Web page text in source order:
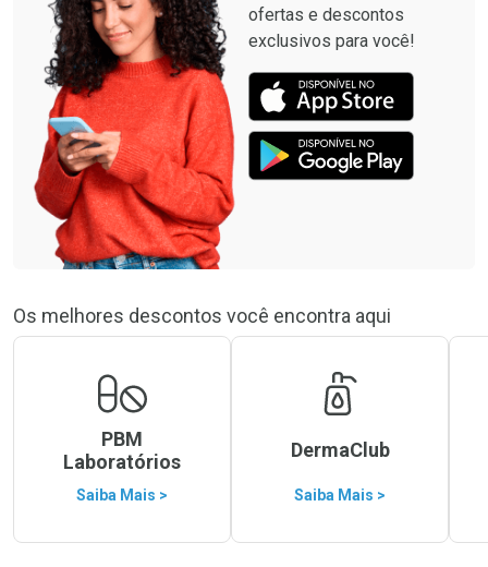
ofertas e descontos
exclusivos para você!
Os melhores descontos você encontra aqui
PBM
Laboratórios
Saiba Mais >
DermaClub
Saiba Mais >